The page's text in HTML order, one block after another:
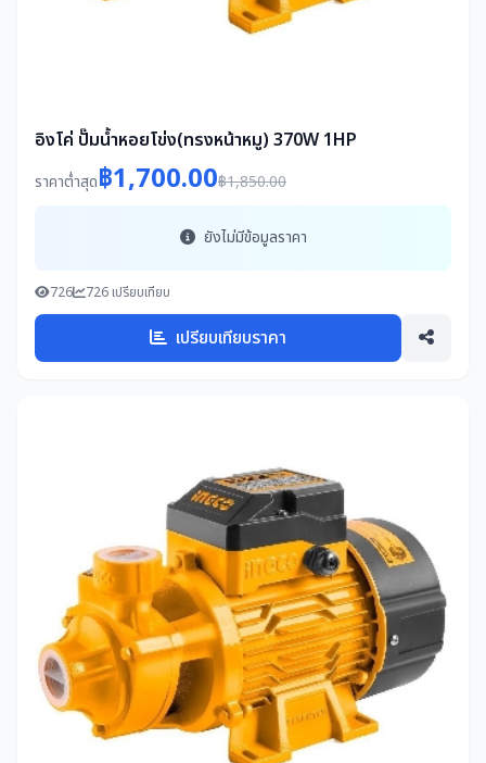
อิงโค่ ปั๊มน้ำหอยโข่ง(ทรงหน้าหมู) 370W 1HP
ราคาต่ำสุด฿1,700.00฿1,850.00
ยังไม่มีข้อมูลราคา
726 726 เปรียบเทียบ
เปรียบเทียบราคา